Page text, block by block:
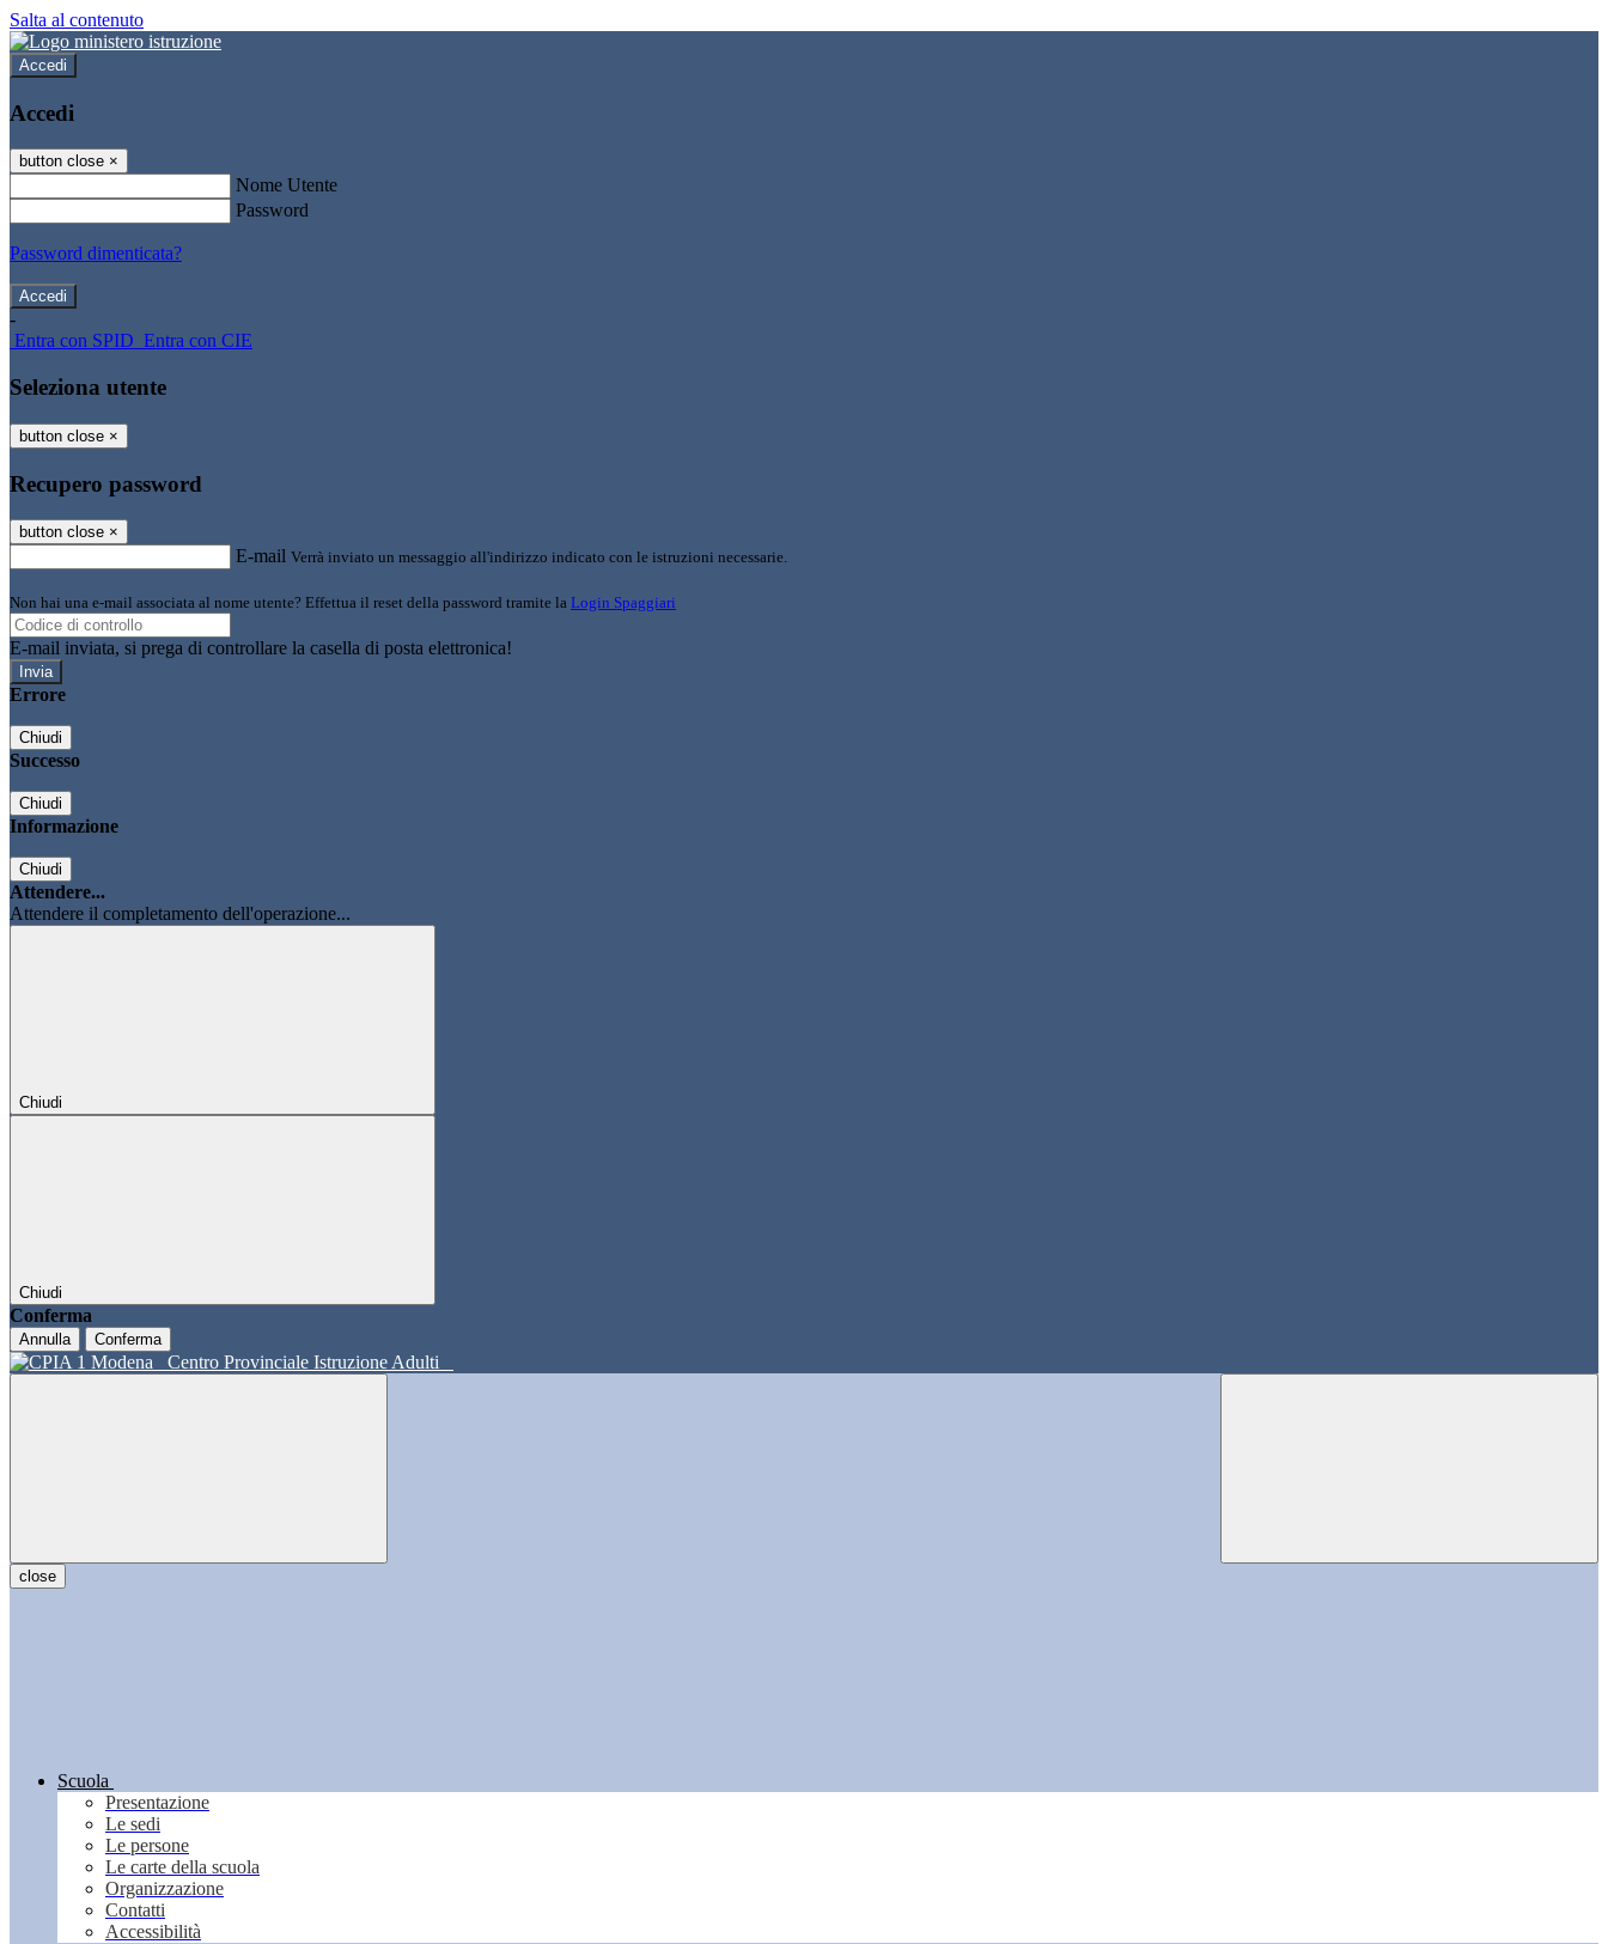
Salta al contenuto
Accedi
Accedi
button close ×
Nome Utente
Password
Password dimenticata?
-
Entra con SPID Entra con CIE
Seleziona utente
button close ×
Recupero password
button close ×
E-mail Verrà inviato un messaggio all'indirizzo indicato con le istruzioni necessarie.
Non hai una e-mail associata al nome utente? Effettua il reset della password tramite la Login Spaggiari
E-mail inviata, si prega di controllare la casella di posta elettronica!
Errore
Chiudi
Successo
Chiudi
Informazione
Chiudi
Attendere...
Attendere il completamento dell'operazione...
Chiudi
Chiudi
Conferma
Annulla Conferma
Centro Provinciale Istruzione Adulti
close
Scuola
Presentazione
Le sedi
Le persone
Le carte della scuola
Organizzazione
Contatti
Accessibilità